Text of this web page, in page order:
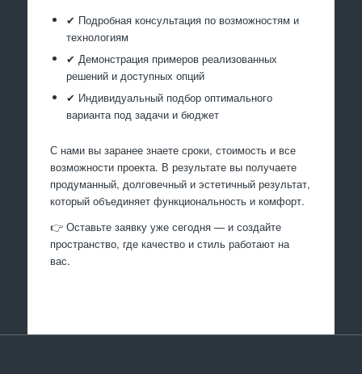
✔ Подробная консультация по возможностям и
технологиям
✔ Демонстрация примеров реализованных
решений и доступных опций
✔ Индивидуальный подбор оптимального
варианта под задачи и бюджет
С нами вы заранее знаете сроки, стоимость и все
возможности проекта. В результате вы получаете
продуманный, долговечный и эстетичный результат,
который объединяет функциональность и комфорт.
👉 Оставьте заявку уже сегодня — и создайте
пространство, где качество и стиль работают на
вас.